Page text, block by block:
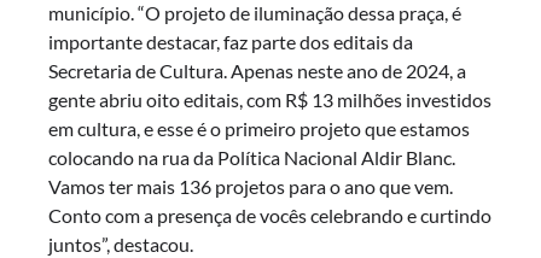
município. “O projeto de iluminação dessa praça, é
importante destacar, faz parte dos editais da
Secretaria de Cultura. Apenas neste ano de 2024, a
gente abriu oito editais, com R$ 13 milhões investidos
em cultura, e esse é o primeiro projeto que estamos
colocando na rua da Política Nacional Aldir Blanc.
Vamos ter mais 136 projetos para o ano que vem.
Conto com a presença de vocês celebrando e curtindo
juntos”, destacou.